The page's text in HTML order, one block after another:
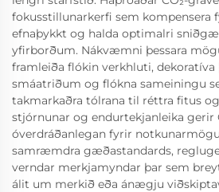
fokusstillunarkerfi sem kompensera
efnaþykkt og halda optimalri
yfirborðum. Nákvæmni þessara
framleiða flókin verkhluti,
smáatriðum og flókna sameiningu
takmarkaðra tólrana til réttra fitus
stjórnunar og endurtekjanleika gerir
óverdráðanlegan fyrir
samræmdra gæðastandards,
verndar merkjamyndar þar sem
álit um merkið eða ánægju